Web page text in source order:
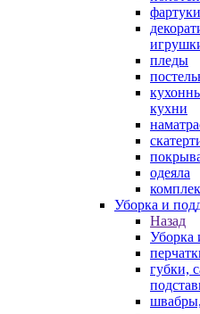
пледы
кухни
одеяла
Уборка и
Назад
Уборка
губки,